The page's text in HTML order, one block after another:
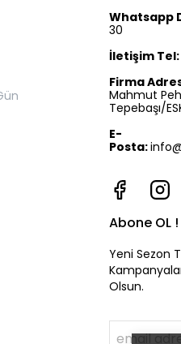
Whatsapp
30
İletişim Tel:
Firma
Mahmut
Tepebaşı/
E-
Posta:
Abone OL !
Yeni Sezon
Olsun.